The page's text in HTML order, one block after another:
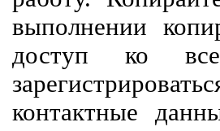
выполнении
доступ ко
контактные